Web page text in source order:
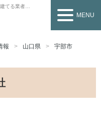
を探すなら
MENU
報 山口県 宇部市